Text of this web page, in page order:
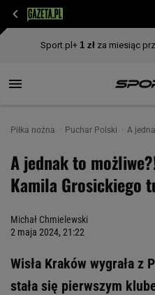
Piłka nożna Puchar Polski A
A jednak to
Kamila Grosickiego
Michał Chmielewski
2 maja 2024, 21:22
Wisła Kraków wygrała z
stała się pierwszym